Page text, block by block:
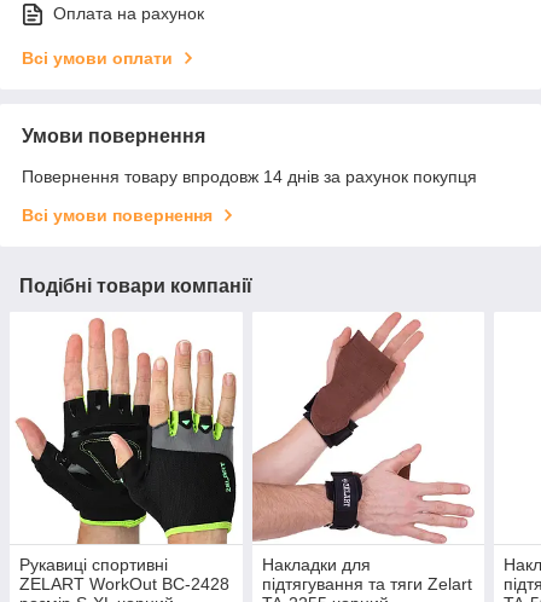
Оплата на рахунок
Всі умови оплати
Умови повернення
Повернення товару впродовж 14 днів за рахунок покупця
Всі умови повернення
Подібні товари компанії
Рукавиці спортивні
ZELART WorkOut BC-2428
Накладки для
підтягування та тяги Zelart